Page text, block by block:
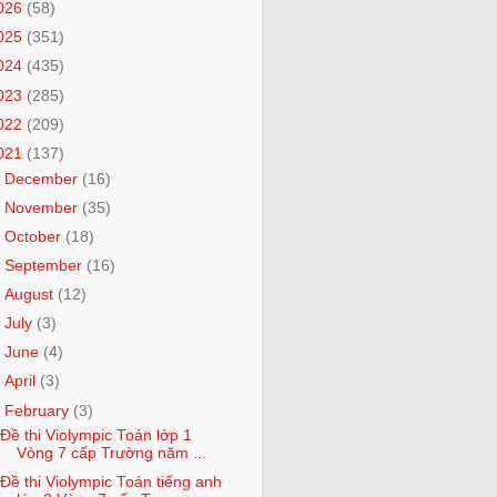
(58)
(351)
(435)
(285)
(209)
(137)
December (16)
November (35)
October (18)
September (16)
August (12)
July (3)
June (4)
April (3)
February (3)
Đề thi Violympic Toán lớp 1
Vòng 7 cấp Trường năm ...
Đề thi Violympic Toán tiếng anh